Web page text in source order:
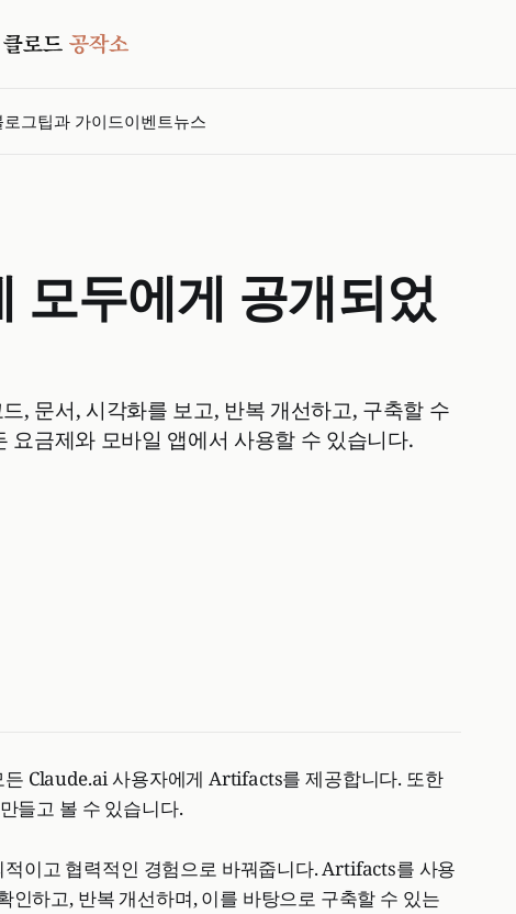
그팁과 가이드이벤트뉴스
두에게 공개되었
, 문서, 시각화를 보고, 반복 개선하고, 구축할 수
요금제와 모바일 앱에서 사용할 수 있습니다.
Claude.ai 사용자에게 Artifacts를 제공합니다. 또한
들고 볼 수 있습니다.
이고 협력적인 경험으로 바꿔줍니다. Artifacts를 사용
인하고, 반복 개선하며, 이를 바탕으로 구축할 수 있는